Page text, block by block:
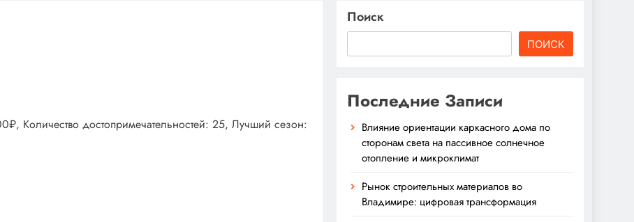
Количество достопримечательностей: 25, Лучший сезон:
Поиск
ПОИСК
Последние Записи
Влияние ориентации каркасного дома по
сторонам света на пассивное солнечное
отопление и микроклимат
Рынок строительных материалов во
Владимире: цифровая трансформация